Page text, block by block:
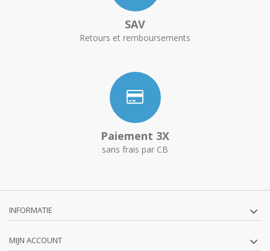
SAV
Retours et remboursements
Paiement 3X
sans frais par CB
INFORMATIE
MIJN ACCOUNT